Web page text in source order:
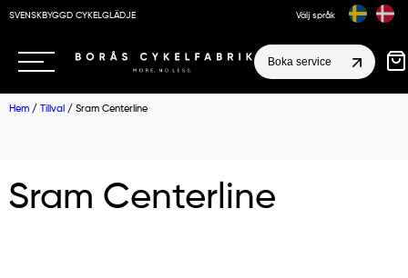
SVENSKBYGGD CYKELGLÄDJE Välj språk
Boka service
Hem / Tillval / Sram Centerline
Sram Centerline